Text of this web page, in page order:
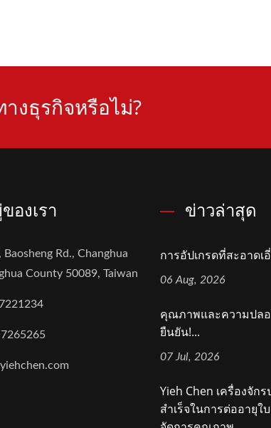
งธุรกิจหรือไม่?
องเรา
Baosheng Rd., Changhua
County 50089, Taiwan
ข่าวล่าสุด
การอัปเกรดที่สะอาดเ
06 Aug, 2026
คุณภาพและความปล
ยืนยัน!...
07 Jul, 2026
Yieh Chen เครื่องจัก
สำเร็จในการต่ออายุใ